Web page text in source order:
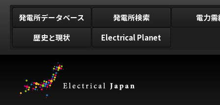
発電所データベース 発電所検索
電力需
歴史と現状
Electrical Planet